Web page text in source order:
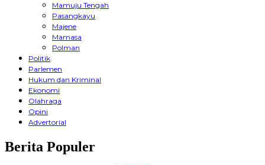
Mamuju Tengah
Pasangkayu
Majene
Mamasa
Polman
Politik
Parlemen
Hukum dan Kriminal
Ekonomi
Olahraga
Opini
Advertorial
Berita Populer